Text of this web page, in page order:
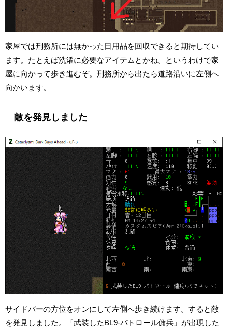
家屋では刑務所には無かった日用品を回収できると期待してい
ます。たとえば洗濯に必要なアイテムとかね。というわけで家
屋に向かって歩き進むぞ。刑務所から出たら道路沿いに左側へ
向かいます。
敵を発見しました
サイドバーの方位をオンにして左側へ歩き続けます。すると敵
を発見しました。「武装したBL9-パトロール傭兵」が出現した